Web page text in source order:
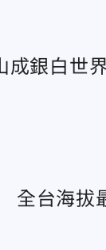
成銀白世
全台海拔